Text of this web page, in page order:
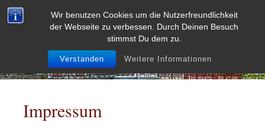
Wir benutzen Cookies um die Nutzerfreundlichkeit
der Webseite zu verbessen. Durch Deinen Besuch
stimmst Du dem zu.
Verstanden Weitere Informationen
Zum
Inhalt
Impressum